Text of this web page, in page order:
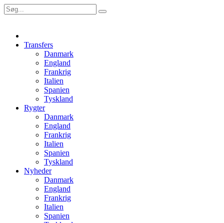
Transfers
Danmark
England
Frankrig
Italien
Spanien
Tyskland
Rygter
Danmark
England
Frankrig
Italien
Spanien
Tyskland
Nyheder
Danmark
England
Frankrig
Italien
Spanien